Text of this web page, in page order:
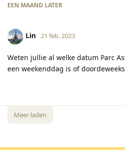
EEN MAAND LATER
Lin 21 feb. 2023
Weten jullie al welke datum Parc
een weekenddag is of
Meer laden